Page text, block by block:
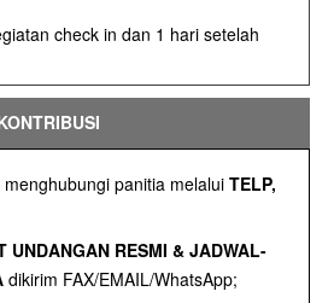
check in dan 1 hari setelah
panitia melalui TELP,
UNDANGAN RESMI & JADWAL-
dikirim FAX/EMAIL/WhatsApp;